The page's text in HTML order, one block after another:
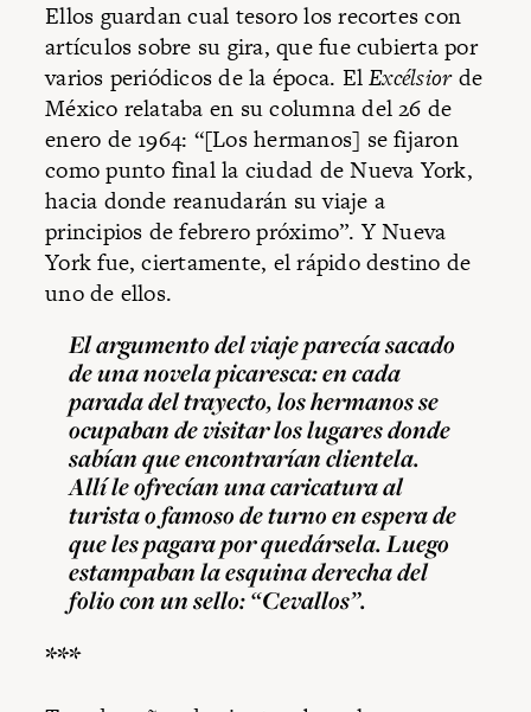
Ellos guardan cual tesoro los recortes con
artículos sobre su gira, que fue cubierta por
varios periódicos de la época. ElExcélsiorde
México relataba en su columna del 26 de
enero de 1964: “[Los hermanos] se fijaron
como punto final la ciudad de Nueva York,
hacia donde reanudarán su viaje a
principios de febrero próximo”. Y Nueva
York fue, ciertamente, el rápido destino de
uno de ellos.
El argumento del viaje parecía sacado
de una novela picaresca: en cada
parada del trayecto, los hermanos se
ocupaban de visitar los lugares donde
sabían que encontrarían clientela.
Allí le ofrecían una caricatura al
turista o famoso de turno en espera de
que les pagara por quedársela. Luego
estampaban la esquina derecha del
folio con un sello: “Cevallos”.
***